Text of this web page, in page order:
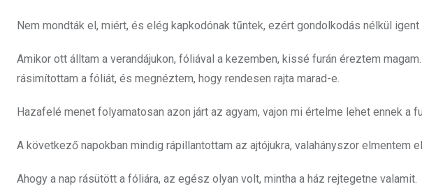
Nem mondták el, miért, és elég kapkodónak tűntek, ezért gondolkodás nélkül igent
Amikor ott álltam a verandájukon, fóliával a kezemben, kissé furán éreztem
rásimítottam a fóliát, és megnéztem, hogy rendesen rajta marad-e.
Hazafelé menet folyamatosan azon járt az agyam, vajon mi értelme lehet ennek a
A következő napokban mindig rápillantottam az ajtójukra, valahányszor elmentem
Ahogy a nap rásütött a fóliára, az egész olyan volt, mintha a ház rejtegetne valamit.